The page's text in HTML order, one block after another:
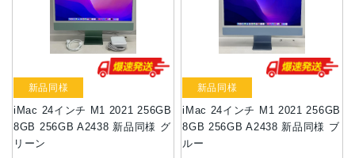
iMac 24インチ M1 2021 256GB
8GB 256GB A2438 新品同様 グ
リーン
新品同様
iMac 24インチ M1 2021 256GB
8GB 256GB A2438 新品同様 ブ
ルー
新品同様